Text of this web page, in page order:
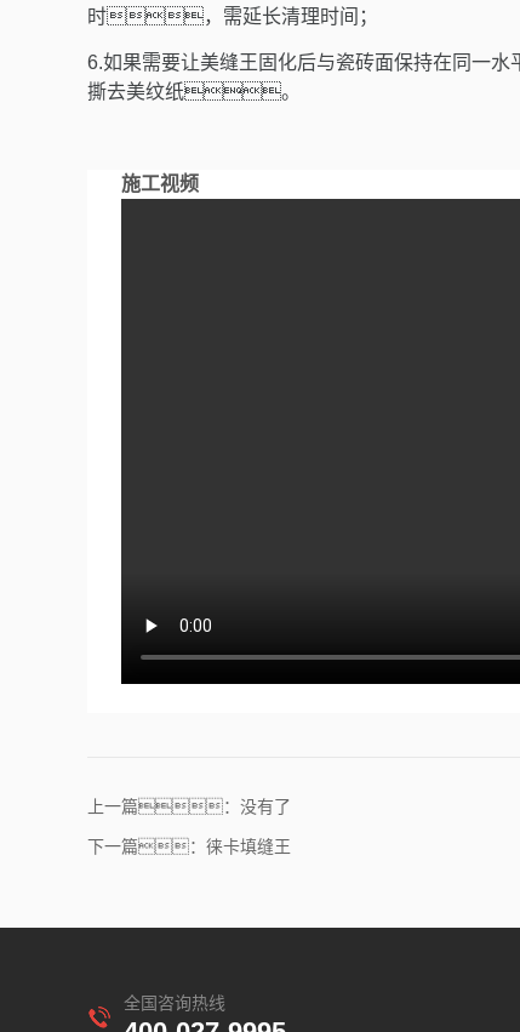
时，需延长清理时间；
6.如果需要让美缝王固化后与瓷砖面保持在同
撕去美纹纸。
施工视频
上一篇：没有了
下一篇：徕卡填缝王
全国咨询热线